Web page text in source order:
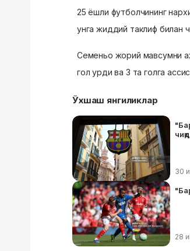
25 ёшли футболчининг
унга жиддий таклиф билан
Семеньо жорий мавсумни
гол урди ва 3 та голга
Ўхшаш янгиликлар
30
28